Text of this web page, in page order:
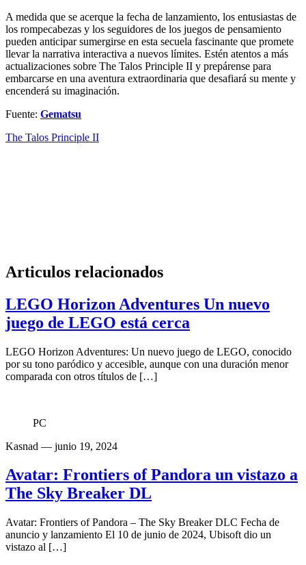
A medida que se acerque la fecha de lanzamiento, los entusiastas de
los rompecabezas y los seguidores de los juegos de pensamiento
pueden anticipar sumergirse en esta secuela fascinante que promete
llevar la narrativa interactiva a nuevos límites. Estén atentos a más
actualizaciones sobre The Talos Principle II y prepárense para
embarcarse en una aventura extraordinaria que desafiará su mente y
encenderá su imaginación.
Fuente: Gematsu
The Talos Principle II
Articulos relacionados
LEGO Horizon Adventures Un nuevo
juego de LEGO está cerca
LEGO Horizon Adventures: Un nuevo juego de LEGO, conocido
por su tono paródico y accesible, aunque con una duración menor
comparada con otros títulos de […]
PC
Kasnad — junio 19, 2024
Avatar: Frontiers of Pandora un vistazo a
The Sky Breaker DL
Avatar: Frontiers of Pandora – The Sky Breaker DLC Fecha de
anuncio y lanzamiento El 10 de junio de 2024, Ubisoft dio un
vistazo al […]